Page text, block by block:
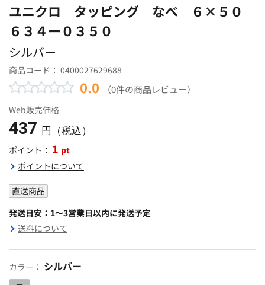
ユニクロ タッピング なべ ６×５０
６３４ー０３５０
シルバー
商品コード： 0400027629688
0.0 （0件の商品レビュー）
Web販売価格
437 円（税込）
ポイント： 1 pt
ポイントについて
直送商品
発送目安：1～3営業日以内に発送予定
送料について
カラー： シルバー